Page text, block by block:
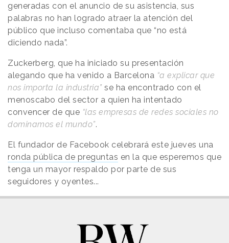
generadas con el anuncio de su asistencia, sus
palabras no han logrado atraer la atención del
público que incluso comentaba que “no está
diciendo nada”.
Zuckerberg, que ha iniciado su presentación
alegando que ha venido a Barcelona “a explicar que
nos importa la industria” se ha encontrado con el
menoscabo del sector a quien ha intentado
convencer de que “las empresas de redes sociales no
dominamos el mundo”.
El fundador de Facebook celebrará este jueves una
ronda pública de preguntas en la que esperemos que
tenga un mayor respaldo por parte de sus
seguidores y oyentes...